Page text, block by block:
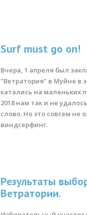
Surf must go on!
Вчера, 1 апреля был
"Ветратория" в Муйне в
катались на маленьких
2018 нам так и не
слово. Но это совсем не
виндсерфинг.
Результаты
Ветратории.